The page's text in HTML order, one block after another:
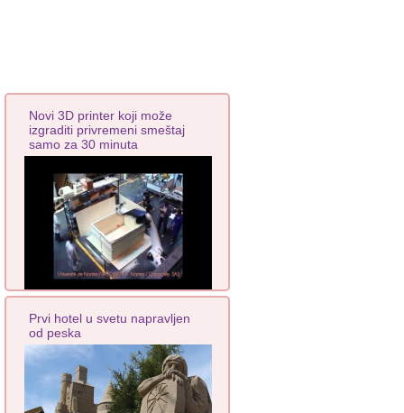
Novi 3D printer koji može
izgraditi privremeni smeštaj
samo za 30 minuta
Prvi hotel u svetu napravljen
od peska